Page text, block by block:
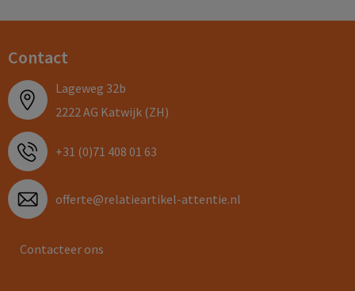
Contact
Lageweg 32b
2222 AG Katwijk (ZH)
+31 (0)71 408 01 63
offerte@relatieartikel-attentie.nl
Contacteer ons